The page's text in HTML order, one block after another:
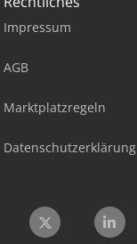
Impressum
AGB
Marktplatzregeln
Datenschutzerklärung